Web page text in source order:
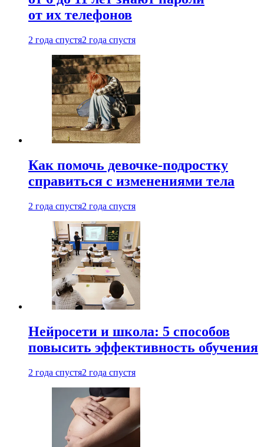
от их телефонов
2 года спустя2 года спустя
Как помочь девочке-подростку
справиться с изменениями тела
2 года спустя2 года спустя
Нейросети и школа: 5 способов
повысить эффективность обучения
2 года спустя2 года спустя